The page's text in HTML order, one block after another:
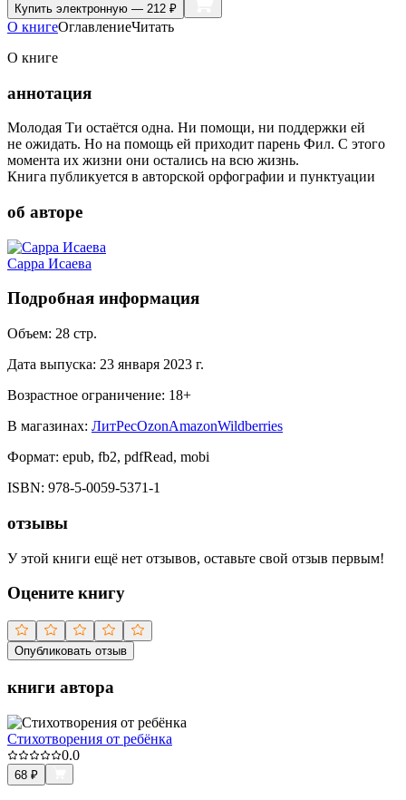
Купить электронную — 212 ₽
О книгеОглавлениеЧитать
О книге
аннотация
Молодая Ти остаётся одна. Ни помощи, ни поддержки ей
не ожидать. Но на помощь ей приходит парень Фил. С этого
момента их жизни они остались на всю жизнь.
Книга публикуется в авторской орфографии и пунктуации
об авторе
Сарра Исаева
Подробная информация
Объем: 28 стр.
Дата выпуска: 23 января 2023 г.
Возрастное ограничение: 18+
В магазинах: ЛитРесOzonAmazonWildberries
Формат: epub, fb2, pdfRead, mobi
ISBN: 978-5-0059-5371-1
отзывы
У этой книги ещё нет отзывов, оставьте свой отзыв первым!
Оцените книгу
Опубликовать отзыв
книги автора
Стихотворения от ребёнка
0.0
68 ₽